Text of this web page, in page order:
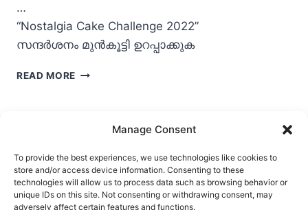
Manage Consent
To provide the best experiences, we use technologies like cookies to
store and/or access device information. Consenting to these
technologies will allow us to process data such as browsing behavior or
unique IDs on this site. Not consenting or withdrawing consent, may
adversely affect certain features and functions.
…
“Nostalgia Cake Challenge 2022”
സന്ദർശനം മുൻകൂട്ടി ഉറപ്പാക്കുക
READ MORE NOSTALGIA
Ask Clara Reflections Gallery
Login